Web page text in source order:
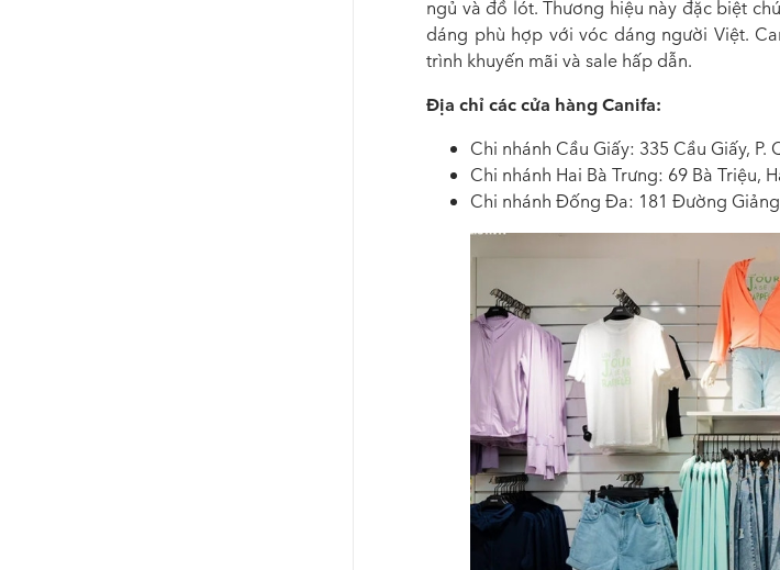
ngủ và đồ lót. Thương hiệu này đặc biệt
dáng phù hợp với vóc dáng người Việt.
trình khuyến mãi và sale hấp dẫn.
Địa chỉ các cửa hàng Canifa:
Chi nhánh Cầu Giấy: 335 Cầu Giấy, P.
Chi nhánh Hai Bà Trưng: 69 Bà Triệu,
Chi nhánh Đống Đa: 181 Đường